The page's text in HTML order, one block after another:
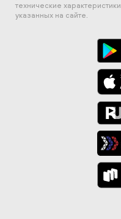
технические
указанных на сайте.